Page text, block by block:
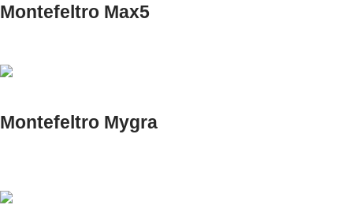
Montefeltro Max5
Montefeltro Mygra